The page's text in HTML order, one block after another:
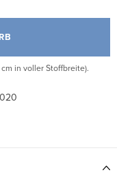
cm in voller Stoffbreite).